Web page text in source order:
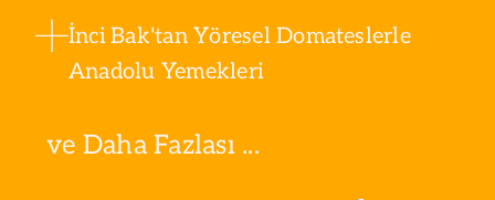
İnci Bak'tan Yöresel Domateslerle
Anadolu Yemekleri
ve Daha Fazlası ...